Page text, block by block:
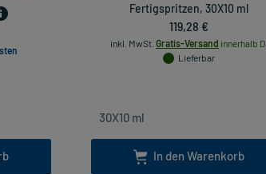
Fertigspritzen, 30X10 ml
119,28 €
inkl. MwSt. Gratis-Versand innerhalb D.
Lieferbar
In den Warenkorb